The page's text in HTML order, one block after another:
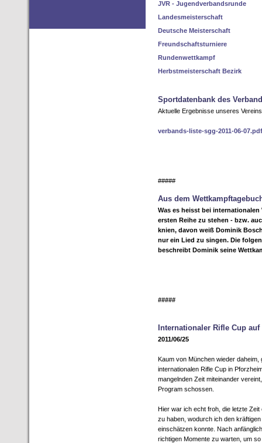
JVR - Jugendverbandsrunde
Landesmeisterschaft
Deutsche Meisterschaft
Freundschaftsturniere
Rundenwettkampf
Herbstmeisterschaft Bezirk
Sportdatenbank des
Aktuelle Ergebnisse unseres
verbands-liste-sgg-2011-06-07.pdf
#####
Aus dem
Was es heisst bei internationalen
ersten Reihe zu stehen - bzw.
knien, davon weiß Dominik
nur ein Lied zu singen. Die
beschreibt Dominik seine
#####
Internationaler Rifle Cup
2011/06/25
Kaum von München wieder
internationalen Rifle Cup in
mangelnden Zeit miteinander
Program schossen.
Hier war ich echt froh, die letzte
zu haben, wodurch ich den
einschätzen konnte. Nach
richtigen Momente zu warten, um